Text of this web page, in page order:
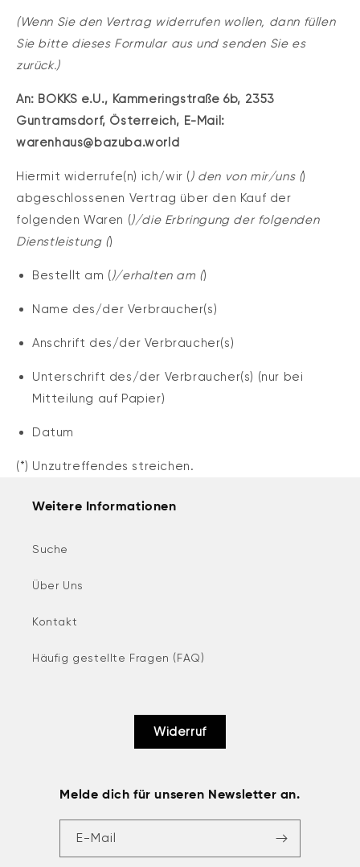
(Wenn Sie den Vertrag widerrufen wollen, dann füllen
Sie bitte dieses Formular aus und senden Sie es
zurück.)
An: BOKKS e.U., Kammeringstraße 6b, 2353
Guntramsdorf, Österreich, E-Mail:
warenhaus@bazuba.world
Hiermit widerrufe(n) ich/wir () den von mir/uns ()
abgeschlossenen Vertrag über den Kauf der
folgenden Waren ()/die Erbringung der folgenden
Dienstleistung ()
Bestellt am ()/erhalten am ()
Name des/der Verbraucher(s)
Anschrift des/der Verbraucher(s)
Unterschrift des/der Verbraucher(s) (nur bei
Mitteilung auf Papier)
Datum
(*) Unzutreffendes streichen.
Weitere Informationen
Suche
Über Uns
Kontakt
Häufig gestellte Fragen (FAQ)
Widerruf
Melde dich für unseren Newsletter an.
E-Mail